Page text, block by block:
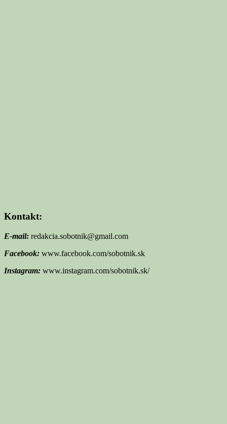
Kontakt:
E-mail: redakcia.sobotnik@gmail.com
Facebook: www.facebook.com/sobotnik.sk
Instagram: www.instagram.com/sobotnik.sk/